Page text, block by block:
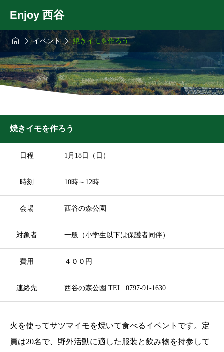
Enjoy 西谷
 イベント焼きイモを作ろう
焼きイモを作ろう
日程 1月18日（日）
時刻 10時～12時
会場 西谷の森公園
対象者 一般（小学生以下は保護者同伴）
費用 ４００円
連絡先 西谷の森公園 TEL: 0797-91-1630
火を使ってサツマイモを焼いて食べるイベントです。定
員は20名で、野外活動に適した服装と飲み物を持参して